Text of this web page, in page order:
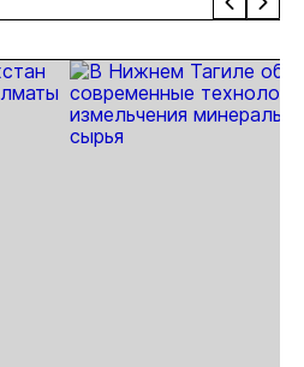
на фоне
лицензирования
проектов в